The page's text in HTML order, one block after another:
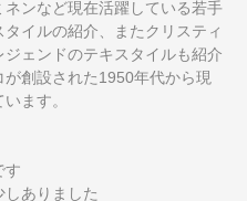
ンなど現在活躍している若手
イルの紹介、またクリスティ
ェンドのテキスタイルも紹介
創設された1950年代から現
ます。
す
ありました